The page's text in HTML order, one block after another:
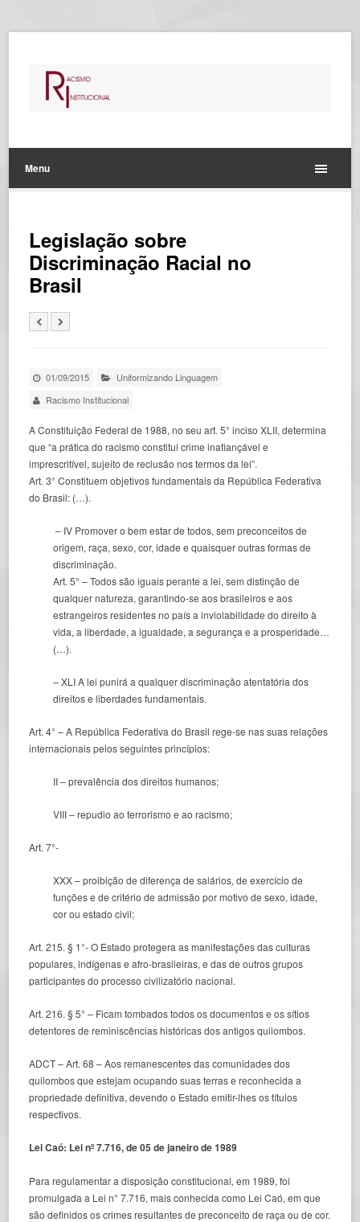
Menu
Legislação sobre
Discriminação Racial no
Brasil
01/09/2015
Uniformizando Linguagem
Racismo Institucional
A Constituição Federal de 1988, no seu art. 5° inciso XLII, determina
que “a prática do racismo constitui crime inafiançável e
imprescritível, sujeito de reclusão nos termos da lei”.
Art. 3° Constituem objetivos fundamentais da República Federativa
do Brasil: (…).
– IV Promover o bem estar de todos, sem preconceitos de
origem, raça, sexo, cor, idade e quaisquer outras formas de
discriminação.
Art. 5° – Todos são iguais perante a lei, sem distinção de
qualquer natureza, garantindo-se aos brasileiros e aos
estrangeiros residentes no país a inviolabilidade do direito à
vida, a liberdade, a igualdade, a segurança e a prosperidade…
(…).
– XLI A lei punirá a qualquer discriminação atentatória dos
direitos e liberdades fundamentais.
Art. 4° – A República Federativa do Brasil rege-se nas suas relações
internacionais pelos seguintes princípios:
II – prevalência dos direitos humanos;
VIII – repudio ao terrorismo e ao racismo;
Art. 7°-
XXX – proibição de diferença de salários, de exercício de
funções e de critério de admissão por motivo de sexo, idade,
cor ou estado civil;
Art. 215. § 1°- O Estado protegera as manifestações das culturas
populares, indígenas e afro-brasileiras, e das de outros grupos
participantes do processo civilizatório nacional.
Art. 216. § 5° – Ficam tombados todos os documentos e os sítios
detentores de reminiscências históricas dos antigos quilombos.
ADCT – Art. 68 – Aos remanescentes das comunidades dos
quilombos que estejam ocupando suas terras e reconhecida a
propriedade definitiva, devendo o Estado emitir-lhes os títulos
respectivos.
Lei Caó: Lei nº 7.716, de 05 de janeiro de 1989
Para regulamentar a disposição constitucional,em 1989, foi
promulgada a Lei n° 7.716, mais conhecida como Lei Caó, em que
são definidos os crimes resultantes de preconceito de raça ou de cor.